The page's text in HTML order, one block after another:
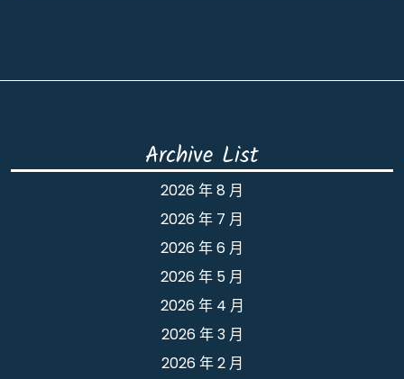
Archive List
2026 年 8 月
2026 年 7 月
2026 年 6 月
2026 年 5 月
2026 年 4 月
2026 年 3 月
2026 年 2 月